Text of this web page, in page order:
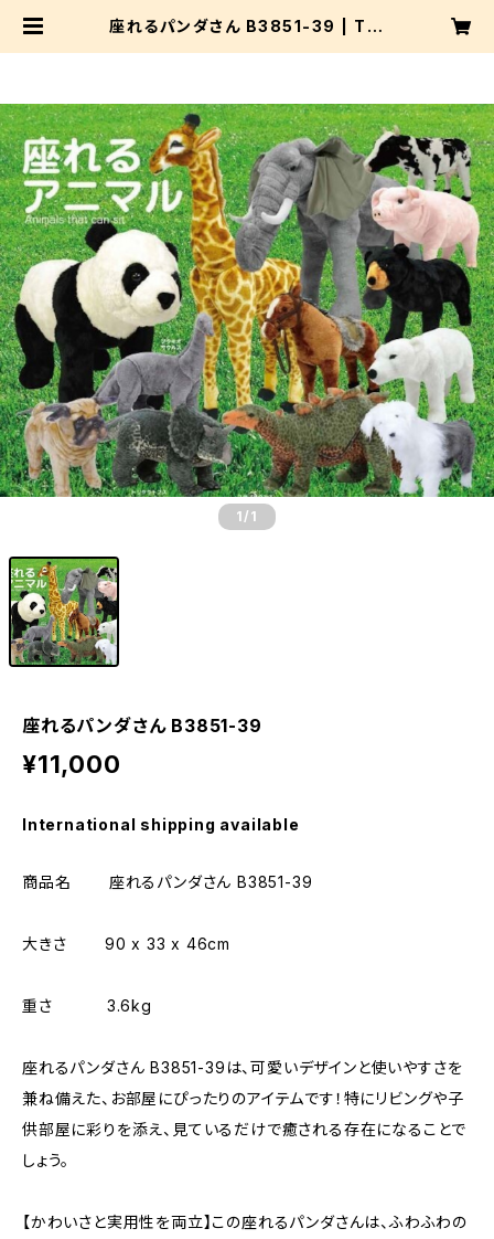
座れるパンダさん B3851-39 | T.I.
1 /1
座れるパンダさん B3851-39
¥11,000
International shipping available
商品名 座れるパンダさん B3851-39
大きさ 90 x 33 x 46cm
重さ 3.6kg
座れるパンダさん B3851-39は、可愛いデザインと使いやすさを
兼ね備えた、お部屋にぴったりのアイテムです！特にリビングや子
供部屋に彩りを添え、見ているだけで癒される存在になることで
しょう。
【かわいさと実用性を両立】この座れるパンダさんは、ふわふわの